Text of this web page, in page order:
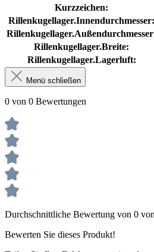
Kurzzeichen:
Rillenkugellager.Innendurchmesser:
Rillenkugellager.Breite:
Rillenkugellager.Lagerluft:
Menü schließen
0 von 0 Bewertungen
Durchschnittliche Bewertung von 0
Bewerten Sie dieses Produkt!